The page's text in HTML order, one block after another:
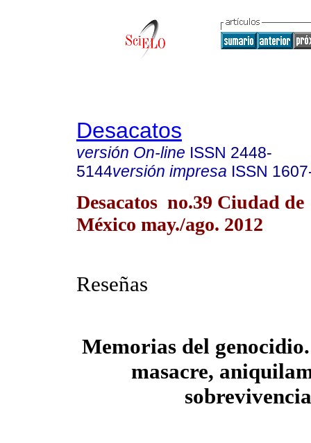
Desacatos
versión On-line ISSN 2448-
5144versión impresa ISSN
Desacatos no.39 Ciudad de
México may./ago. 2012
Reseñas
Memorias del
masacre,
sobrevivencia